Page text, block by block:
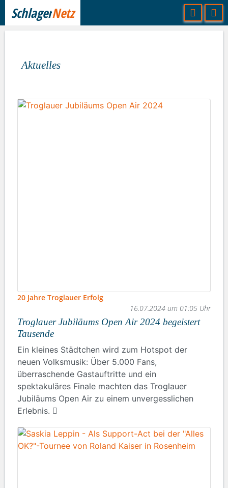
Aktuelles
20 Jahre Troglauer Erfolg
16.07.2024 um 01:05 Uhr
Troglauer Jubiläums Open Air 2024 begeistert
Tausende
Ein kleines Städtchen wird zum Hotspot der
neuen Volksmusik: Über 5.000 Fans,
überraschende Gastauftritte und ein
spektakuläres Finale machten das Troglauer
Jubiläums Open Air zu einem unvergesslichen
Erlebnis.
SchlagerNetz